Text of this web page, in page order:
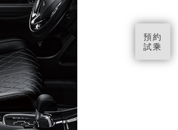
預約
試乘